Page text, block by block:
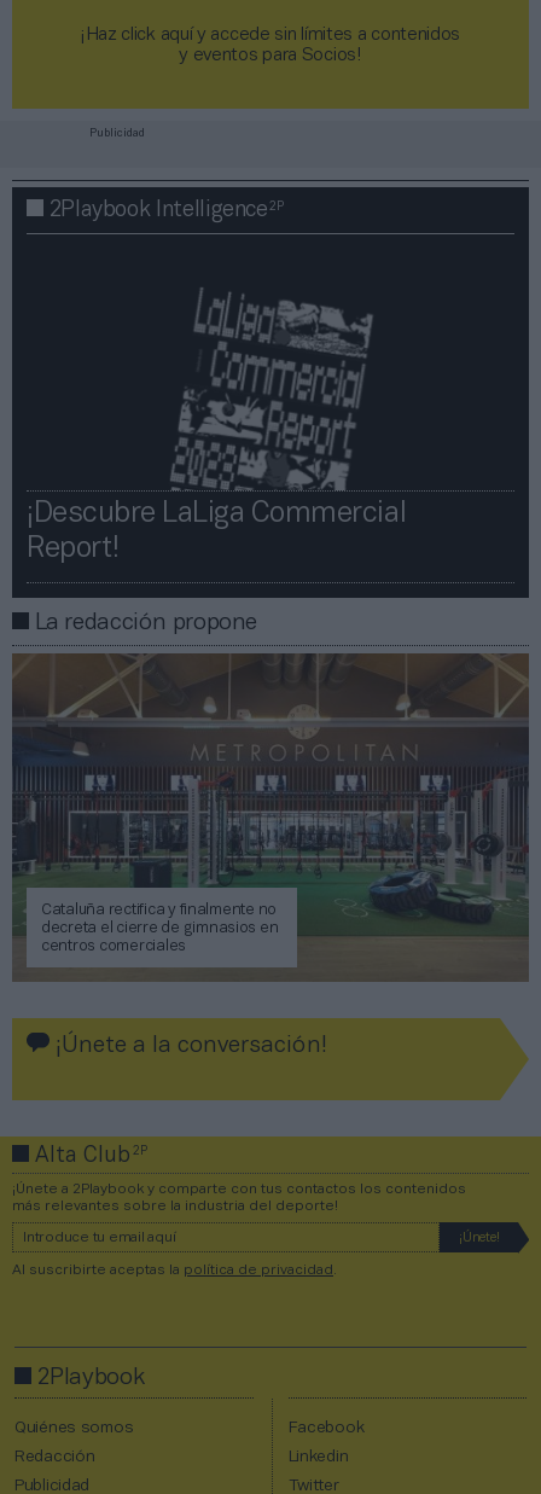
¡Haz click aquí y accede sin límites a contenidos
y eventos para Socios!​​​​​​​
Publicidad
2Playbook Intelligence2P
¡Descubre LaLiga Commercial
Report!​​
La redacción propone
Cataluña rectifica y finalmente no
decreta el cierre de gimnasios en
centros comerciales
¡Únete a la conversación!
Alta Club2P
¡Únete a 2Playbook y comparte con tus contactos los contenidos
más relevantes sobre la industria del deporte!
Al suscribirte aceptas la política de privacidad .
2Playbook
Quiénes somos
Redacción
Publicidad
Facebook
Linkedin
Twitter